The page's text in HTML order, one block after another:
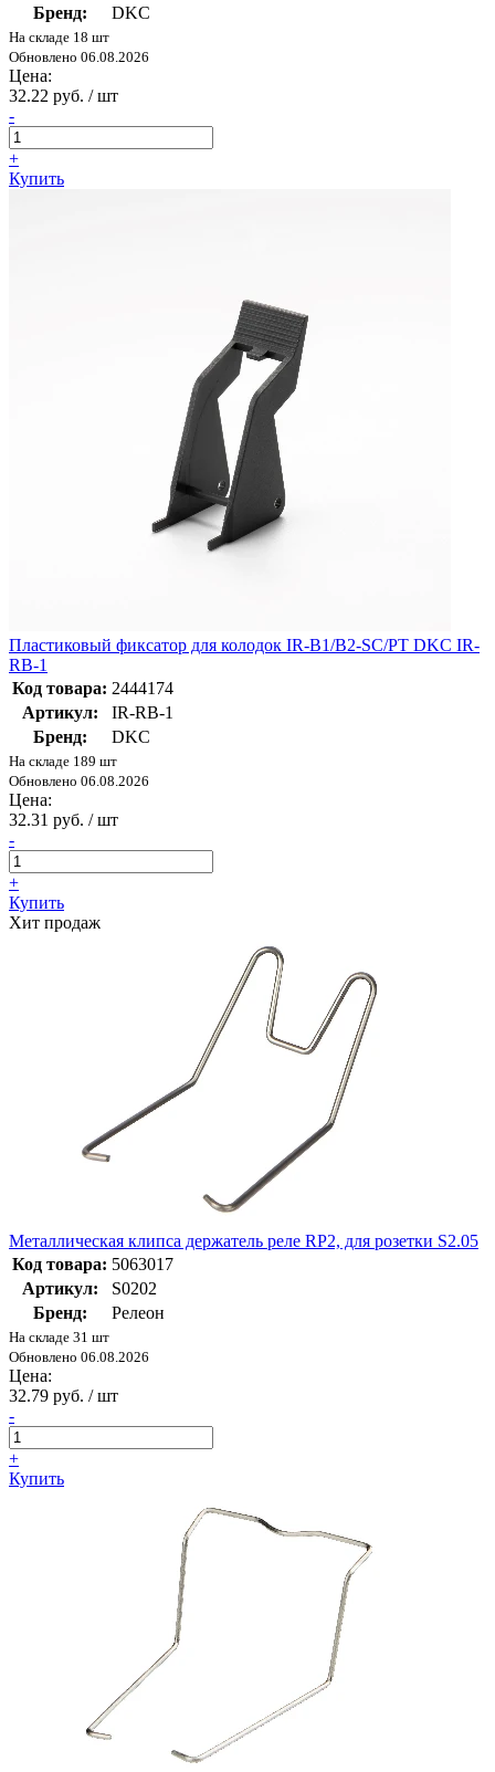
Бренд:
DKC
На складе 18 шт
Обновлено 06.08.2026
Цена:
32.22 руб. / шт
-
+
Купить
Пластиковый фиксатор для колодок IR-B1/B2-SC/PT DKC IR-
RB-1
Код товара: 2444174
Артикул:
IR-RB-1
Бренд:
DKC
На складе 189 шт
Обновлено 06.08.2026
Цена:
32.31 руб. / шт
-
+
Купить
Хит продаж
Металлическая клипса держатель реле RP2, для розетки S2.05
Код товара: 5063017
Артикул:
S0202
Бренд:
Релеон
На складе 31 шт
Обновлено 06.08.2026
Цена:
32.79 руб. / шт
-
+
Купить